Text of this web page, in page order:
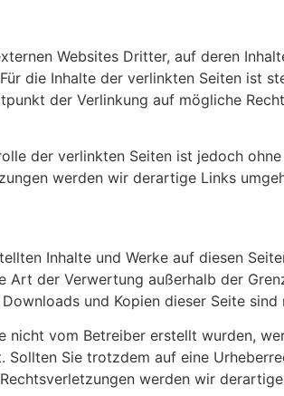
Websites Dritter, auf deren
die Inhalte der verlinkten Seiten
der Verlinkung auf mögliche
der verlinkten Seiten ist jedoch
werden wir derartige Links
Inhalte und Werke auf diesen
Art der Verwertung außerhalb der
und Kopien dieser Seite
nicht vom Betreiber erstellt wurden,
Sollten Sie trotzdem auf eine
werden wir